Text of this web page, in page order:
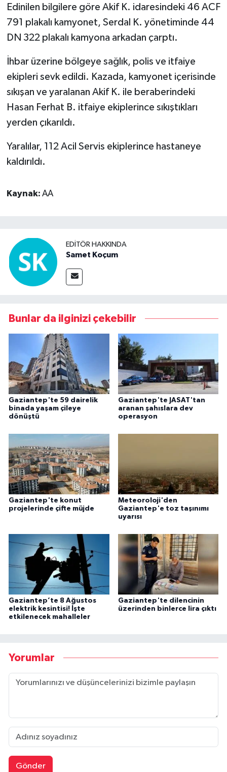
Edinilen bilgilere göre Akif K. idaresindeki 46 ACF
791 plakalı kamyonet, Serdal K. yönetiminde 44
DN 322 plakalı kamyona arkadan çarptı.
İhbar üzerine bölgeye sağlık, polis ve itfaiye
ekipleri sevk edildi. Kazada, kamyonet içerisinde
sıkışan ve yaralanan Akif K. ile beraberindeki
Hasan Ferhat B. itfaiye ekiplerince sıkıştıkları
yerden çıkarıldı.
Yaralılar, 112 Acil Servis ekiplerince hastaneye
kaldırıldı.
Kaynak: AA
EDITÖR HAKKINDA
Samet Koçum
Bunlar da ilginizi çekebilir
Gaziantep'te 59 dairelik
binada yaşam çileye
dönüştü
Gaziantep'te JASAT'tan
aranan şahıslara dev
operasyon
Gaziantep'te konut
projelerinde çifte müjde
Meteoroloji'den
Gaziantep'e toz taşınımı
uyarısı
Gaziantep’te 8 Ağustos
elektrik kesintisi! İşte
etkilenecek mahalleler
Gaziantep'te dilencinin
üzerinden binlerce lira çıktı
Yorumlar
Gönder
Spor
Türkiye
Video Haber
Yaşam
Yeme-İçme